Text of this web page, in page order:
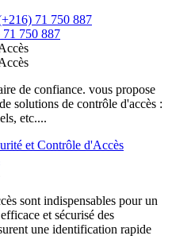
71 750 887
71 750 887
de confiance. vous propose
solutions de contrôle d'accès :
etc....
et Contrôle d'Accès
sont indispensables pour un
et sécurisé des
une identification rapide